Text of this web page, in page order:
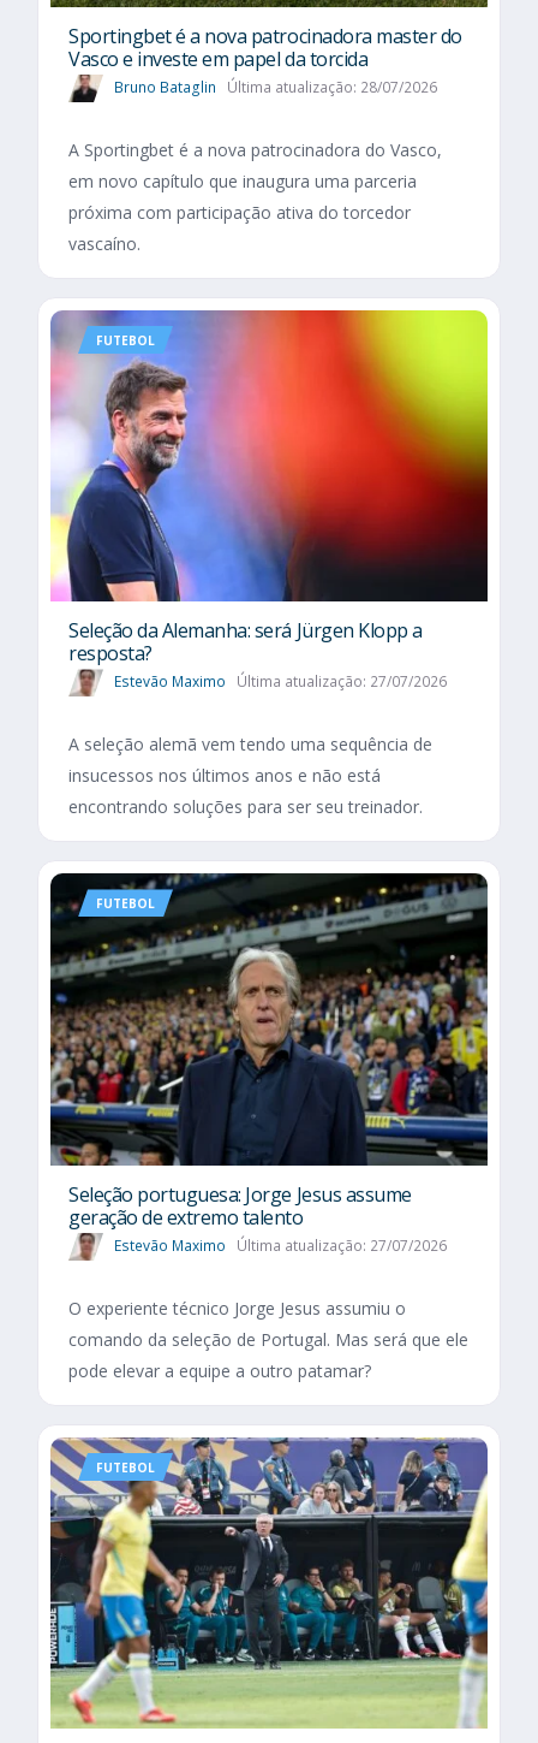
Sportingbet é a nova patrocinadora master do
Vasco e investe em papel da torcida
Bruno Bataglin Última atualização: 28/07/2026
A Sportingbet é a nova patrocinadora do Vasco,
em novo capítulo que inaugura uma parceria
próxima com participação ativa do torcedor
vascaíno.
FUTEBOL
Seleção da Alemanha: será Jürgen Klopp a
resposta?
Estevão Maximo Última atualização: 27/07/2026
A seleção alemã vem tendo uma sequência de
insucessos nos últimos anos e não está
encontrando soluções para ser seu treinador.
FUTEBOL
Seleção portuguesa: Jorge Jesus assume
geração de extremo talento
Estevão Maximo Última atualização: 27/07/2026
O experiente técnico Jorge Jesus assumiu o
comando da seleção de Portugal. Mas será que ele
pode elevar a equipe a outro patamar?
FUTEBOL